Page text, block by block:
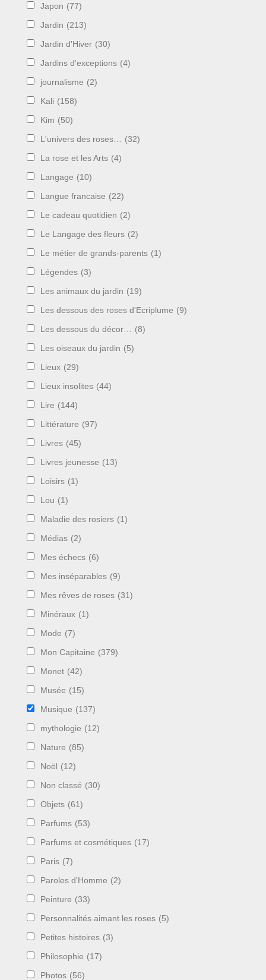
Japon (77)
Jardin (213)
Jardin d'Hiver (30)
Jardins d'exceptions (4)
journalisme (2)
Kali (158)
Kim (50)
L'univers des roses… (32)
La rose et les Arts (4)
Langage (10)
Langue francaise (22)
Le cadeau quotidien (2)
Le Langage des fleurs (2)
Le métier de grands-parents (1)
Légendes (3)
Les animaux du jardin (19)
Les dessous des roses d'Ecriplume (9)
Les dessous du décor… (8)
Les oiseaux du jardin (5)
Lieux (29)
Lieux insolites (44)
Lire (144)
Littérature (97)
Livres (45)
Livres jeunesse (13)
Loisirs (1)
Lou (1)
Maladie des rosiers (1)
Médias (2)
Mes échecs (6)
Mes inséparables (9)
Mes rêves de roses (31)
Minéraux (1)
Mode (7)
Mon Capitaine (379)
Monet (42)
Musée (15)
Musique (137)
mythologie (12)
Nature (85)
Noël (12)
Non classé (30)
Objets (61)
Parfums (53)
Parfums et cosmétiques (17)
Paris (7)
Paroles d'Homme (2)
Peinture (33)
Personnalités aimant les roses (5)
Petites histoires (3)
Philosophie (17)
Photos (56)